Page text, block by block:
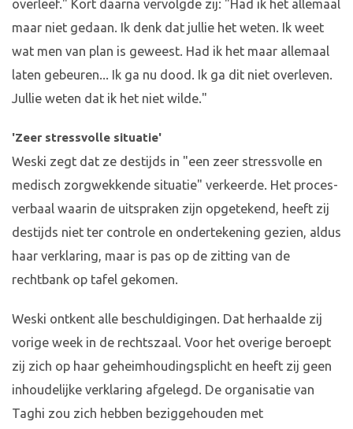
overleef." Kort daarna vervolgde zij: "Had ik het allemaal
maar niet gedaan. Ik denk dat jullie het weten. Ik weet
wat men van plan is geweest. Had ik het maar allemaal
laten gebeuren... Ik ga nu dood. Ik ga dit niet overleven.
Jullie weten dat ik het niet wilde."
'Zeer stressvolle situatie'
Weski zegt dat ze destijds in "een zeer stressvolle en
medisch zorgwekkende situatie" verkeerde. Het proces-
verbaal waarin de uitspraken zijn opgetekend, heeft zij
destijds niet ter controle en ondertekening gezien, aldus
haar verklaring, maar is pas op de zitting van de
rechtbank op tafel gekomen.
Weski ontkent alle beschuldigingen. Dat herhaalde zij
vorige week in de rechtszaal. Voor het overige beroept
zij zich op haar geheimhoudingsplicht en heeft zij geen
inhoudelijke verklaring afgelegd. De organisatie van
Taghi zou zich hebben beziggehouden met